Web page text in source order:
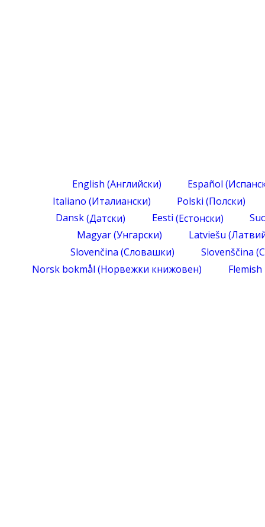
English (Английски) Español (
Italiano (Италиански) Polski (Полски)
Dansk(Датски) Eesti (Естонски)
Magyar(Унгарски) Latviešu (
Slovenčina (Словашки) Slovenščina (
Norsk bokmål (Норвежки книжовен) Flemish